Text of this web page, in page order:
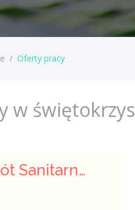
/ Oferty pracy
w
Kierownik Robót Sanitarnych